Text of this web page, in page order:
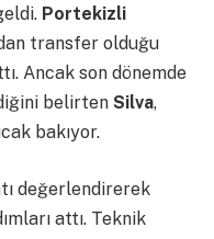
Portekizli
transfer olduğu
Ancak son dönemde
belirten Silva,
bakıyor.
değerlendirerek
attı. Teknik